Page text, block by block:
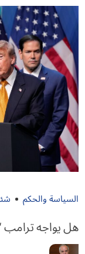
السياسة والحكم
هل يواجه ترامب